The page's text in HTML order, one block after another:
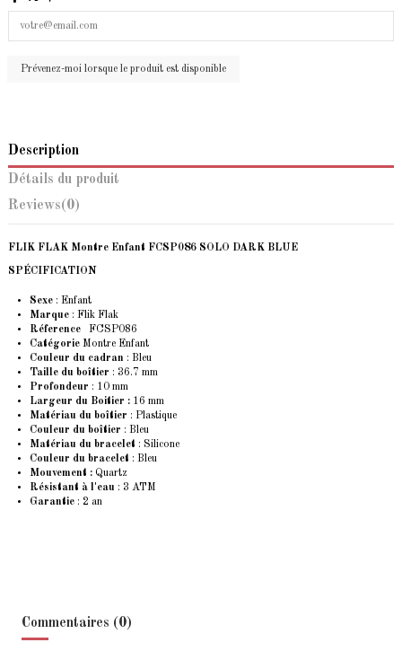
Description
Détails du produit
Reviews(0)
FLIK FLAK Montre Enfant FCSP086 SOLO DARK BLUE
SPÉCIFICATION
Sexe : Enfant
Marque : Flik Flak
Réference
FCSP086
Catégorie Montre Enfant
Couleur du cadran : Bleu
Taille du boîtier : 36.7 mm
Profondeur : 10 mm
Largeur du Boitier : 16 mm
Matériau du boîtier : Plastique
Couleur du boîtier : Bleu
Matériau du bracelet : Silicone
Couleur du bracelet : Bleu
Mouvement : Quartz
Résistant à l'eau : 3 ATM
Garantie : 2 an
Commentaires (0)